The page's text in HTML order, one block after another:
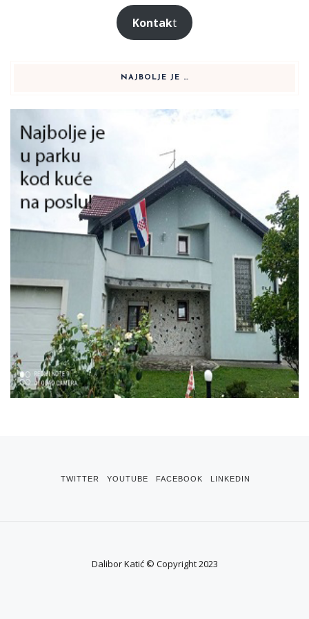
Kontakt
NAJBOLJE JE …
TWITTER YOUTUBE FACEBOOK LINKEDIN
Dalibor Katić © Copyright 2023